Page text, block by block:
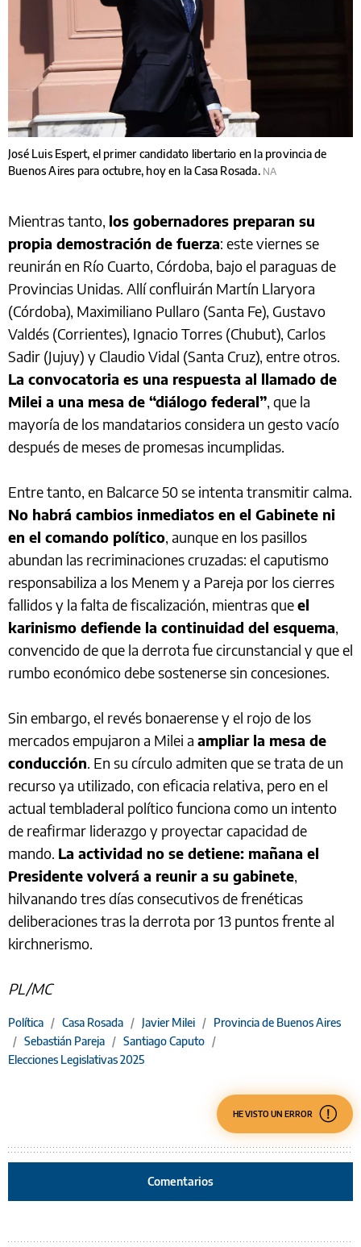
José Luis Espert, el primer candidato libertario en la provincia de
Buenos Aires para octubre, hoy en la Casa Rosada. NA
Mientras tanto, los gobernadores preparan su
propia demostración de fuerza: este viernes se
reunirán en Río Cuarto, Córdoba, bajo el paraguas de
Provincias Unidas. Allí confluirán Martín Llaryora
(Córdoba), Maximiliano Pullaro (Santa Fe), Gustavo
Valdés (Corrientes), Ignacio Torres (Chubut), Carlos
Sadir (Jujuy) y Claudio Vidal (Santa Cruz), entre otros.
La convocatoria es una respuesta al llamado de
Milei a una mesa de “diálogo federal”, que la
mayoría de los mandatarios considera un gesto vacío
después de meses de promesas incumplidas.
Entre tanto, en Balcarce 50 se intenta transmitir calma.
No habrá cambios inmediatos en el Gabinete ni
en el comando político, aunque en los pasillos
abundan las recriminaciones cruzadas: el caputismo
responsabiliza a los Menem y a Pareja por los cierres
fallidos y la falta de fiscalización, mientras queel
karinismo defiende la continuidad del esquema,
convencido de que la derrota fue circunstancial y que el
rumbo económico debe sostenerse sin concesiones.
Sin embargo, el revés bonaerense y el rojo de los
mercados empujaron a Milei a ampliar la mesa de
conducción. En su círculo admiten que se trata de un
recurso ya utilizado, con eficacia relativa, pero en el
actual tembladeral político funciona como un intento
de reafirmar liderazgo y proyectar capacidad de
mando. La actividad no se detiene: mañana el
Presidente volverá a reunir a su gabinete,
hilvanando tres días consecutivos de frenéticas
deliberaciones tras la derrota por 13 puntos frente al
kirchnerismo.
PL/MC
Política / Casa Rosada / Javier Milei / Provincia de Buenos Aires
/ Sebastián Pareja / Santiago Caputo /
Elecciones Legislativas 2025
HE VISTO UN ERROR
Comentarios